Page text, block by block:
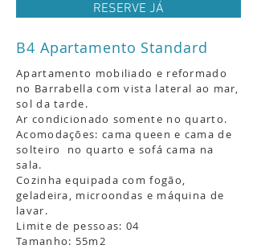
RESERVE JÁ
B4 Apartamento Standard
Apartamento mobiliado e reformado
no Barrabella com vista lateral ao mar,
sol da tarde.
Ar condicionado somente no quarto.
Acomodações: cama queen e cama de
solteiro no quarto e sofá cama na
sala.
Cozinha equipada com fogão,
geladeira, microondas e máquina de
lavar.
Limite de pessoas: 04
Tamanho: 55m2